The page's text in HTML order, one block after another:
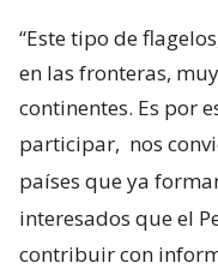
“Este tipo de
en las fronteras,
continentes. Es por
participar, nos
países que ya
interesados que el
contribuir con